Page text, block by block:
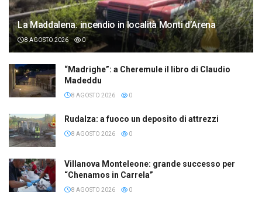
La Maddalena: incendio in località Monti d’Arena
8 AGOSTO 2026 0
“Madrighe”: a Cheremule il libro di Claudio
Madeddu
8 AGOSTO 2026 0
Rudalza: a fuoco un deposito di attrezzi
8 AGOSTO 2026 0
Villanova Monteleone: grande successo per
“Chenamos in Carrela”
8 AGOSTO 2026 0